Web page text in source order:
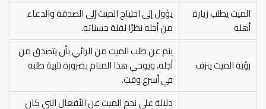
الميت يطلب زيارة
أهله
يؤول إلى احتياج الميت إلى الصدقة والدعاء
من أجله نظرًا لقلة حسناته.
رؤية الميت ينزف
ينم عن طلب الميت من الرائي بأن يتصدق من
أجله، ويوحي هذا المنام بضرورة تلبية طلبه
في أسرع وقت.
دلالة على ندم الميت عن الأفعال التي كان